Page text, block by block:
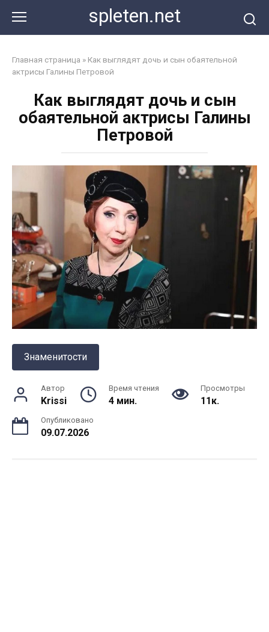
контенту
spleten.net
Главная страница » Как выглядят дочь и сын обаятельной
актрисы Галины Петровой
Как выглядят дочь и сын
обаятельной актрисы Галины
Петровой
Знаменитости
Автор
Krissi
Время чтения
4 мин.
Просмотры
11к.
Опубликовано
09.07.2026